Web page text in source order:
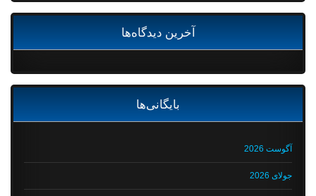
آخرین دیدگاه‌ها
بایگانی‌ها
آگوست 2026
جولای 2026